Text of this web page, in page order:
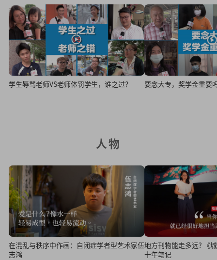
学生辱骂老师VS老师体罚学生，谁之过？ 要念大专，奖学金重要
人物
在混乱与秩序中作画：自闭症学者型艺术家伍
志鸿
地方刊物能走多远? 《城视报》主编张丽珠的
十年笔记